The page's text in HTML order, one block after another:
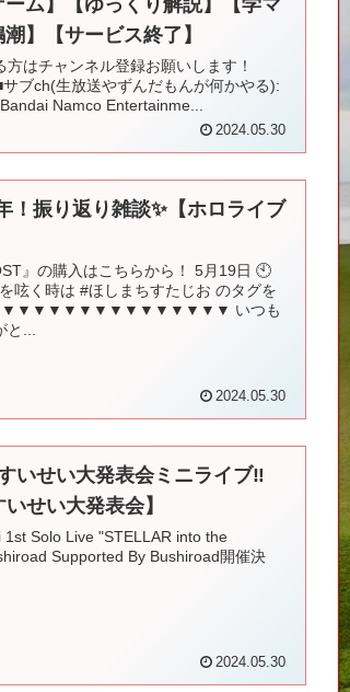
ーム】【ゆっくり解説】【学マ
】【サービス終了】
はチャンネル登録お願いします！
ブch(生放送やずんだもんが何かやる):
Namco Entertainme...
2024.05.30
！振り返り雑談✨【ホロライブ
』の購入はこちらから！ 5月19日 🕙
呟く時は #ほしまちすたじお​ のタグを
いつも
...
2024.05.30
いせい大発表会ミニライブ‼
い大発表会】
Solo Live "STELLAR into the
Supported By Bushiroad開催決
2024.05.30